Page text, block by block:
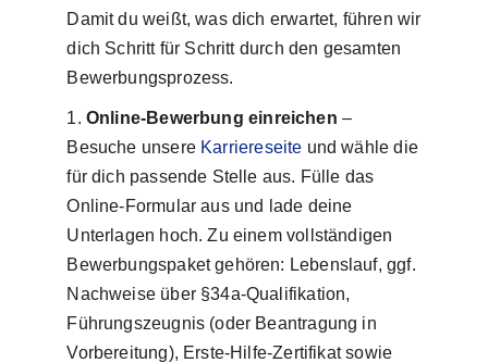
Damit du weißt, was dich erwartet, führen wir
dich Schritt für Schritt durch den gesamten
Bewerbungsprozess.
Online-Bewerbung einreichen –
Besuche unsere Karriereseite und wähle die
für dich passende Stelle aus. Fülle das
Online-Formular aus und lade deine
Unterlagen hoch. Zu einem vollständigen
Bewerbungspaket gehören: Lebenslauf, ggf.
Nachweise über §34a-Qualifikation,
Führungszeugnis (oder Beantragung in
Vorbereitung), Erste-Hilfe-Zertifikat sowie